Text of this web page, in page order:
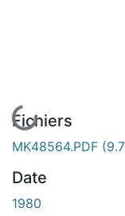
En cours de
Fichiers
MK48564.PDF
Date
1980